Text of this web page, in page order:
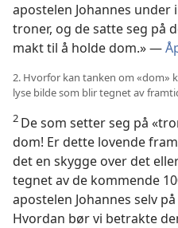
apostelen Johannes under
troner, og de satte seg på
makt til å holde dom.» —
2. Hvorfor kan tanken om «dom»
lyse bilde som blir tegnet av
2 De som setter seg på
dom! Er dette lovende
det en skygge over det
tegnet av de kommende
apostelen Johannes selv
Hvordan bør vi betrakte